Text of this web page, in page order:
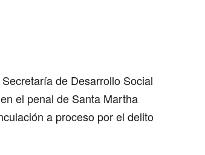
de Desarrollo Social
el penal de Santa Martha
a proceso por el delito